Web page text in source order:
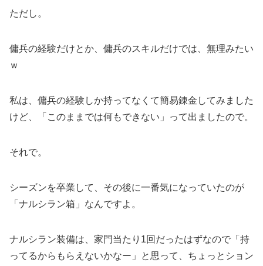
ただし。
傭兵の経験だけとか、傭兵のスキルだけでは、無理みたい
ｗ
私は、傭兵の経験しか持ってなくて簡易錬金してみました
けど、「このままでは何もできない」って出ましたので。
それで。
シーズンを卒業して、その後に一番気になっていたのが
「ナルシラン箱」なんですよ。
ナルシラン装備は、家門当たり1回だったはずなので「持
ってるからもらえないかなー」と思って、ちょっとション